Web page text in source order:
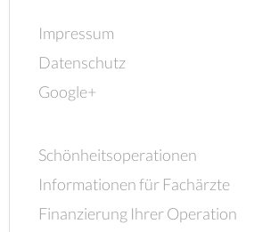
Impressum
Datenschutz
Google+
Schönheitsoperationen
Informationen für Fachärzte
Finanzierung Ihrer Operation